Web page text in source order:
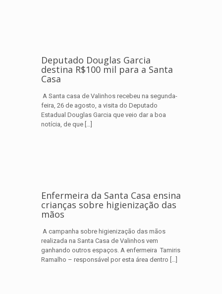
Deputado Douglas Garcia
destina R$100 mil para a Santa
Casa
A Santa casa de Valinhos recebeu na segunda-
feira, 26 de agosto, a visita do Deputado
Estadual Douglas Garcia que veio dar a boa
notícia, de que […]
Enfermeira da Santa Casa ensina
crianças sobre higienização das
mãos
A campanha sobre higienização das mãos
realizada na Santa Casa de Valinhos vem
ganhando outros espaços. A enfermeira Tamiris
Ramalho – responsável por esta área dentro […]